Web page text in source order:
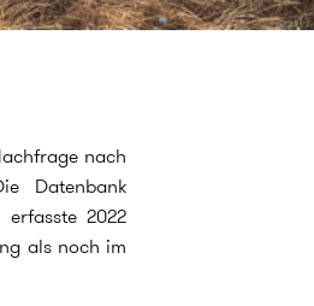
nach
Datenbank
erfasste 2022
als noch im